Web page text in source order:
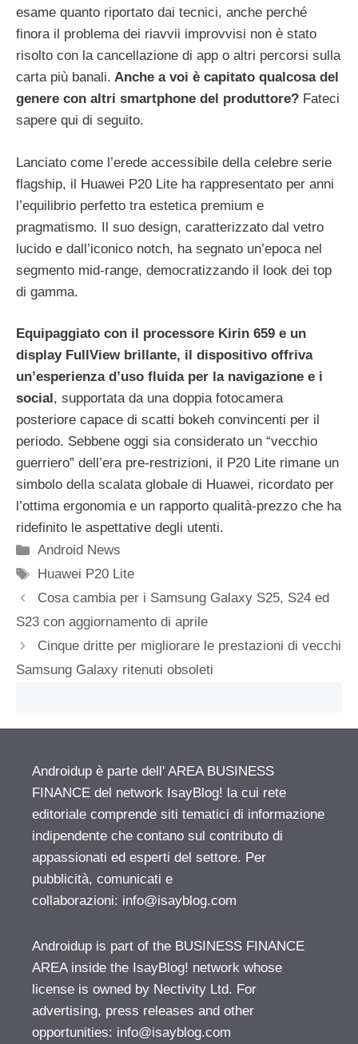
esame quanto riportato dai tecnici, anche perché
finora il problema dei riavvii improvvisi non è stato
risolto con la cancellazione di app o altri percorsi sulla
carta più banali. Anche a voi è capitato qualcosa del
genere con altri smartphone del produttore? Fateci
sapere qui di seguito.
Lanciato come l’erede accessibile della celebre serie
flagship, il Huawei P20 Lite ha rappresentato per anni
l’equilibrio perfetto tra estetica premium e
pragmatismo. Il suo design, caratterizzato dal vetro
lucido e dall’iconico notch, ha segnato un’epoca nel
segmento mid-range, democratizzando il look dei top
di gamma.
Equipaggiato con il processore Kirin 659 e un
display FullView brillante, il dispositivo offriva
un’esperienza d’uso fluida per la navigazione e i
social , supportata da una doppia fotocamera
posteriore capace di scatti bokeh convincenti per il
periodo. Sebbene oggi sia considerato un “vecchio
guerriero” dell’era pre-restrizioni, il P20 Lite rimane un
simbolo della scalata globale di Huawei, ricordato per
l’ottima ergonomia e un rapporto qualità-prezzo che ha
ridefinito le aspettative degli utenti.
Categorie
Android News
Tag
Huawei P20 Lite
Cosa cambia per i Samsung Galaxy S25, S24 ed
S23 con aggiornamento di aprile
Cinque dritte per migliorare le prestazioni di vecchi
Samsung Galaxy ritenuti obsoleti
Androidup è parte dell' AREA BUSINESS
FINANCE del network IsayBlog! la cui rete
editoriale comprende siti tematici di informazione
indipendente che contano sul contributo di
appassionati ed esperti del settore. Per
pubblicità, comunicati e
collaborazioni: info@isayblog.com
Androidup is part of the BUSINESS FINANCE
AREA inside the IsayBlog! network whose
license is owned by Nectivity Ltd. For
advertising, press releases and other
opportunities: info@isayblog.com